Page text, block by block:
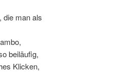
die man als
beiläufig,
Klicken,